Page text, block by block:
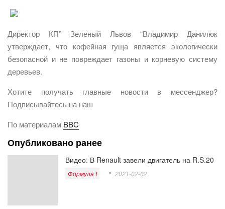
Директор КП” Зеленый Львов “Владимир Данилюк
утверждает, что кофейная гуща является экологически
безопасной и не повреждает газоны и корневую систему
деревьев.
Хотите получать главные новости в мессенджер?
Подписывайтесь на наш
По материалам BBC
Опубликовано ранее
Видео: В Renault завели двигатель на R.S.20
Формула I 2021-02-02